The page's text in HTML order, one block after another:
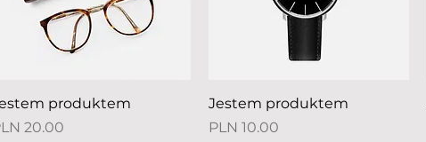
Quick View
produktem
20.00
Quick View
Jestem produktem
Price
PLN 10.00